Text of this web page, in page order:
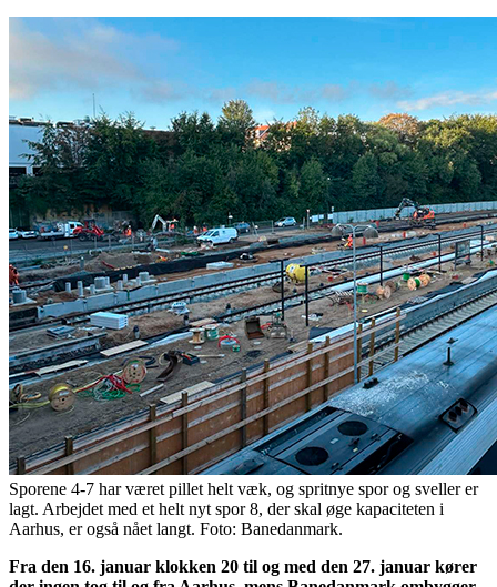
Sporene 4-7 har været pillet helt væk, og spritnye spor og sveller er
lagt. Arbejdet med et helt nyt spor 8, der skal øge kapaciteten i
Aarhus, er også nået langt. Foto: Banedanmark.
Fra den 16. januar klokken 20 til og med den 27. januar kører